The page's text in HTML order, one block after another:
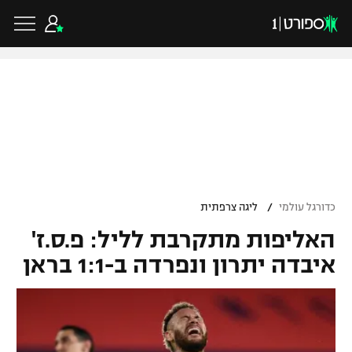
גביע הטוטו
ליגת האלופות
ליגה אירופית
ליגה אנגלית
כדורסל ישראלי
ליגת ווינר סל
ליגה לאומית
כדורסל עולמי
כדורגל עולמי / ליגה צרפתית
האליפות מתקרבת לליל: פ.ס.ז'
איבדה יתרון ונפרדה ב-1:1 בראן